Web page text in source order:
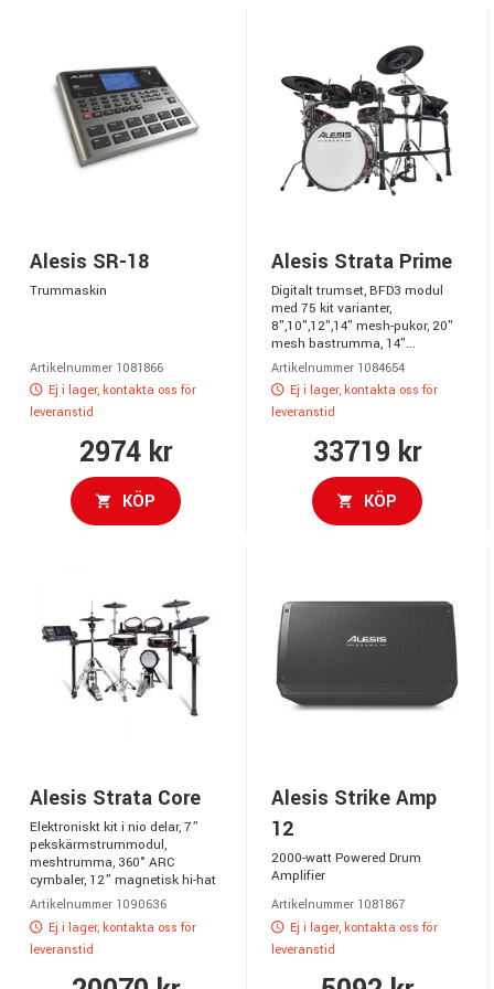
Alesis SR-18
Trummaskin
Artikelnummer 1081866
Ej i lager, kontakta oss för
leveranstid
2974 kr
KÖP
Alesis Strata Prime
Digitalt trumset, BFD3 modul
med 75 kit varianter,
8",10",12",14" mesh-pukor, 20"
mesh bastrumma, 14"...
Artikelnummer 1084654
Ej i lager, kontakta oss för
leveranstid
33719 kr
KÖP
Alesis Strata Core
Elektroniskt kit i nio delar, 7”
pekskärmstrummodul,
meshtrumma, 360° ARC
cymbaler, 12” magnetisk hi-hat
Artikelnummer 1090636
Ej i lager, kontakta oss för
leveranstid
Alesis Strike Amp
12
2000-watt Powered Drum
Amplifier
Artikelnummer 1081867
Ej i lager, kontakta oss för
leveranstid